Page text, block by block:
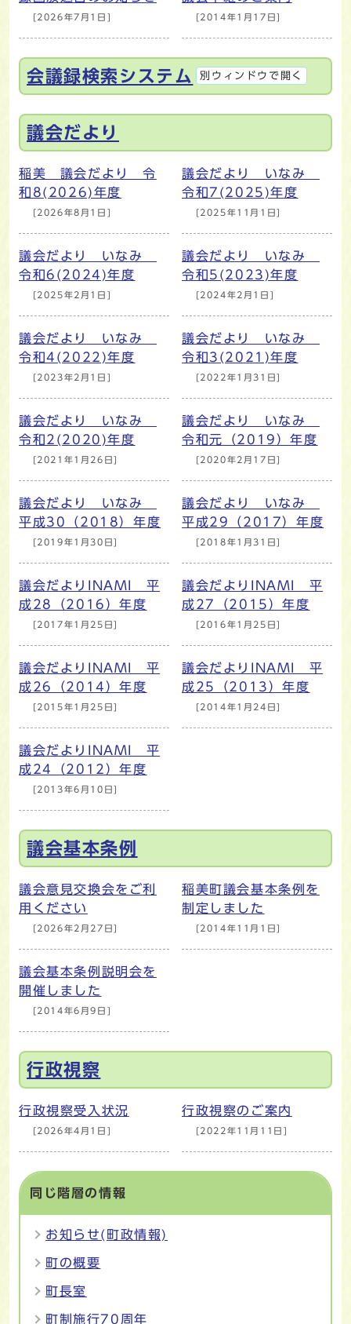
[2026年7月1日] [2014年1月17日]
会議録検索システム 別ウィンドウで開く
議会だより
稲美 議会だより 令
和8(2026)年度
[2026年8月1日]
議会だより いなみ
令和7(2025)年度
[2025年11月1日]
議会だより いなみ
令和6(2024)年度
[2025年2月1日]
議会だより いなみ
令和5(2023)年度
[2024年2月1日]
議会だより いなみ
令和4(2022)年度
[2023年2月1日]
議会だより いなみ
令和3(2021)年度
[2022年1月31日]
議会だより いなみ
令和2(2020)年度
[2021年1月26日]
議会だより いなみ
令和元（2019）年度
[2020年2月17日]
議会だより いなみ
平成30（2018）年度
[2019年1月30日]
議会だより いなみ
平成29（2017）年度
[2018年1月31日]
議会だよりINAMI 平
成28（2016）年度
[2017年1月25日]
議会だよりINAMI 平
成27（2015）年度
[2016年1月25日]
議会だよりINAMI 平
成26（2014）年度
[2015年1月25日]
議会だよりINAMI 平
成25（2013）年度
[2014年1月24日]
議会だよりINAMI 平
成24（2012）年度
[2013年6月10日]
議会基本条例
議会意見交換会をご利
用ください
[2026年2月27日]
稲美町議会基本条例を
制定しました
[2014年11月1日]
議会基本条例説明会を
開催しました
[2014年6月9日]
行政視察
行政視察受入状況
[2026年4月1日]
行政視察のご案内
[2022年11月11日]
同じ階層の情報
お知らせ(町政情報)
町の概要
町長室
町制施行70周年